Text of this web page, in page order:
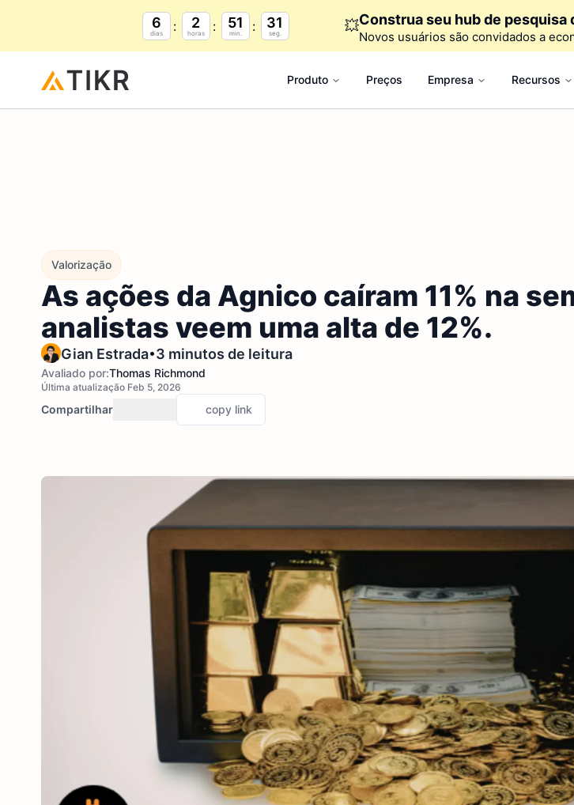
6
dias
2
horas
51
min.
30
seg. 💥Construa seu hub de pesquisa
Novos usuários são convidados a
Produto Preços Empresa Recursos
Valorização
As ações da Agnico caíram 11% na
analistas veem uma alta de 12%.
Gian Estrada•3 minutos de leitura
Avaliado por:Thomas Richmond
Última atualização Feb 5, 2026
Compartilhar copy link